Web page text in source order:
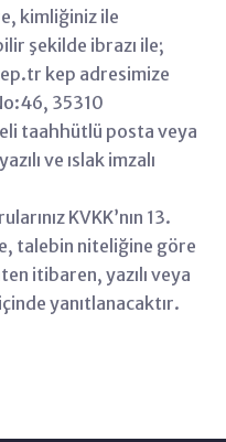
kimliğiniz ile
şekilde ibrazı ile;
kep adresimize
35310
taahhütlü posta veya
ve ıslak imzalı
KVKK’nın 13.
talebin niteliğine göre
itibaren, yazılı veya
yanıtlanacaktır.